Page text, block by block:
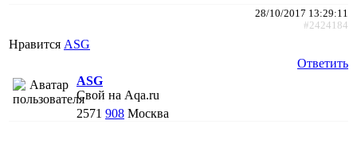
28/10/2017 13:29:11
#2424184
Нравится АSG
Ответить
АSG
Свой на Aqa.ru
2571 908 Москва